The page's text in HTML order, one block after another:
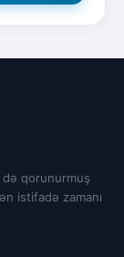
qorunurmuş
istifadə zamanı